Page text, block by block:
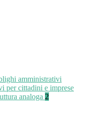
amministrativi
per cittadini e imprese
analoga 2